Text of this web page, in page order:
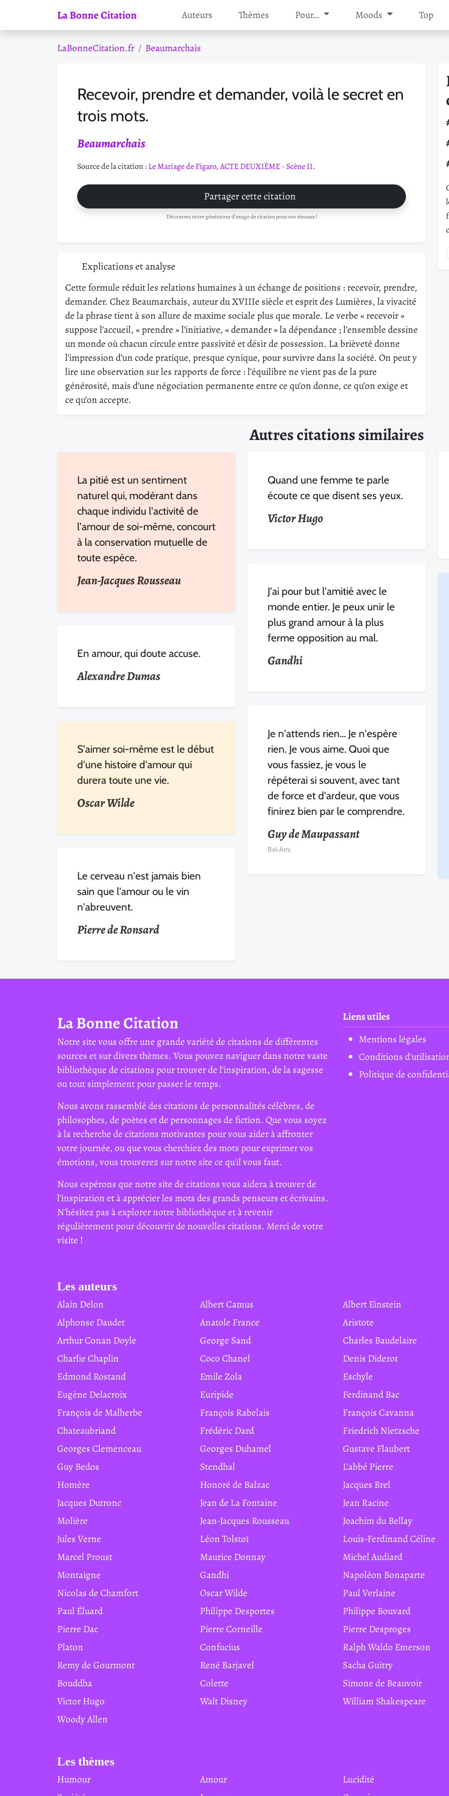
La Bonne Citation Auteurs Thèmes Pour… Moods Top
LaBonneCitation.fr Beaumarchais
Recevoir, prendre et demander, voilà le secret en
trois mots.
Beaumarchais
Source de la citation :Le Mariage de Figaro,ACTE DEUXIÈME - Scène II.
Partager cette citation
Découvrez notre générateur d'image de citation pour vos réseaux !
Explications et analyse
Cette formule réduit les relations humaines à un échange de positions : recevoir, prendre,
demander. Chez Beaumarchais, auteur du XVIIIe siècle et esprit des Lumières, la vivacité
de la phrase tient à son allure de maxime sociale plus que morale. Le verbe « recevoir »
suppose l’accueil, « prendre » l’initiative, « demander » la dépendance ; l’ensemble dessine
un monde où chacun circule entre passivité et désir de possession. La brièveté donne
l’impression d’un code pratique, presque cynique, pour survivre dans la société. On peut y
lire une observation sur les rapports de force : l’équilibre ne vient pas de la pure
générosité, mais d’une négociation permanente entre ce qu’on donne, ce qu’on exige et
ce qu’on accepte.
Autres citations similaires
La pitié est un sentiment
naturel qui, modérant dans
chaque individu l'activité de
l'amour de soi-même, concourt
à la conservation mutuelle de
toute espèce.
Jean-Jacques Rousseau
Quand une femme te parle
écoute ce que disent ses yeux.
Victor Hugo
J'ai pour but l'amitié avec le
monde entier. Je peux unir le
plus grand amour à la plus
ferme opposition au mal.
Gandhi
En amour, qui doute accuse.
Alexandre Dumas
Je n'attends rien... Je n'espère
rien. Je vous aime. Quoi que
vous fassiez, je vous le
répéterai si souvent, avec tant
de force et d'ardeur, que vous
finirez bien par le comprendre.
Guy de Maupassant
Bel-Ami
S'aimer soi-même est le début
d'une histoire d'amour qui
durera toute une vie.
Oscar Wilde
Le cerveau n'est jamais bien
sain que l'amour ou le vin
n'abreuvent.
Pierre de Ronsard
La Bonne Citation
Notre site vous offre une grande variété de citations de différentes
sources et sur divers thèmes. Vous pouvez naviguer dans notre vaste
bibliothèque de citations pour trouver de l'inspiration, de la sagesse
ou tout simplement pour passer le temps.
Nous avons rassemblé des citations de personnalités célèbres, de
philosophes, de poètes et de personnages de fiction. Que vous soyez
à la recherche de citations motivantes pour vous aider à affronter
votre journée, ou que vous cherchiez des mots pour exprimer vos
émotions, vous trouverez sur notre site ce qu'il vous faut.
Nous espérons que notre site de citations vous aidera à trouver de
l'inspiration et à apprécier les mots des grands penseurs et écrivains.
N'hésitez pas à explorer notre bibliothèque et à revenir
régulièrement pour découvrir de nouvelles citations. Merci de votre
visite !
Liens utiles
Mentions légales
Conditions
Politique de
Les auteurs
Alain Delon Albert Camus Albert Einstein
Alphonse Daudet
Anatole France Aristote
Arthur Conan Doyle
George Sand Charles Baudelaire
Charlie Chaplin
Coco Chanel Denis Diderot
Edmond Rostand
Emile Zola Eschyle
Eugène Delacroix
Euripide Ferdinand Bac
François de Malherbe
François Rabelais François Cavanna
Chateaubriand
Frédéric Dard Friedrich Nietzsche
Georges Clemenceau
Georges Duhamel Gustave Flaubert
Guy Bedos
Stendhal L'abbé Pierre
Homère
Honoré de Balzac Jacques Brel
Jacques Dutronc
Jean de La Fontaine Jean Racine
Molière
Jean-Jacques Rousseau Joachim du Bellay
Jules Verne
Léon Tolstoï Louis-Ferdinand Céline
Marcel Proust
Maurice Donnay Michel Audiard
Montaigne
Gandhi Napoléon Bonaparte
Nicolas de Chamfort
Oscar Wilde Paul Verlaine
Paul Éluard
Philippe Desportes Philippe Bouvard
Pierre Dac
Pierre Corneille Pierre Desproges
Platon
Confucius Ralph Waldo Emerson
Remy de Gourmont
René Barjavel Sacha Guitry
Bouddha
Colette Simone de Beauvoir
Victor Hugo
Walt Disney William Shakespeare
Woody Allen
Les thèmes
Humour Amour Lucidité